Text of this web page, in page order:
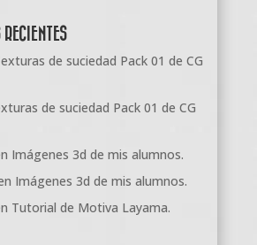
RECIENTES
de suciedad Pack 01 de CG
de suciedad Pack 01 de CG
Imágenes 3d de mis alumnos.
Imágenes 3d de mis alumnos.
Tutorial de Motiva Layama.